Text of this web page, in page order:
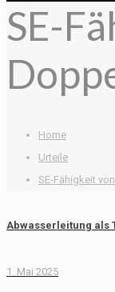
SE-
Home
Urteile
SE-Fähigkeit
Abwasserleitung als
1. Mai 2025